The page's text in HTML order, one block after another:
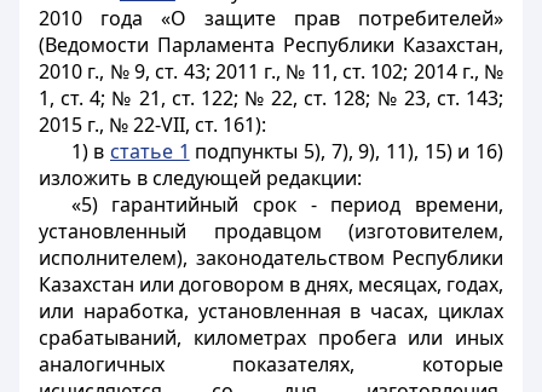
2010 года «О защите прав потребителей»
(Ведомости Парламента Республики Казахстан,
2010 г., № 9, ст. 43; 2011 г., № 11, ст. 102; 2014 г., №
1, ст. 4; № 21, ст. 122; № 22, ст. 128; № 23, ст. 143;
2015 г., № 22-VII, ст. 161):
1) в статье 1 подпункты 5), 7), 9), 11), 15) и 16)
изложить в следующей редакции:
«5) гарантийный срок - период времени,
установленный продавцом (изготовителем,
исполнителем), законодательством Республики
Казахстан или договором в днях, месяцах, годах,
или наработка, установленная в часах, циклах
срабатываний, километрах пробега или иных
аналогичных показателях, которые